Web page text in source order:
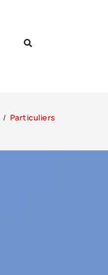
/ Particuliers